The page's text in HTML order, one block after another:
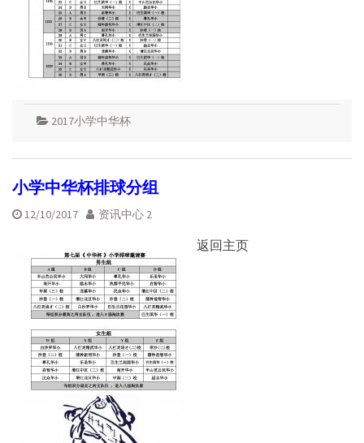
2017小学中华杯
小学中华杯排球分组
12/10/2017 资讯中心 2
返回主页